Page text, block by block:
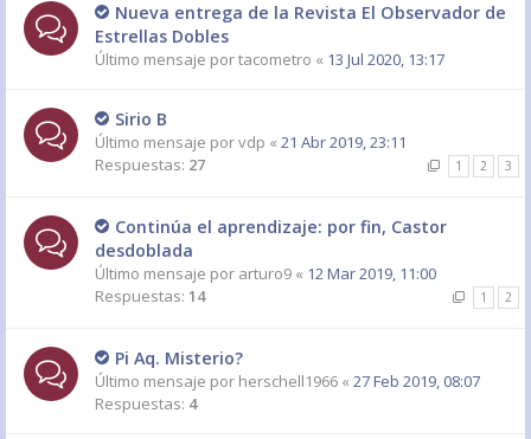
Nueva entrega de la Revista El Observador de
Estrellas Dobles
Último mensaje portacometro « 13 Jul 2020, 13:17
Sirio B
Último mensaje porvdp « 21 Abr 2019, 23:11
Respuestas: 27 1 2 3
Continúa el aprendizaje: por fin, Castor
desdoblada
Último mensaje por arturo9 « 12 Mar 2019, 11:00
Respuestas: 14 1 2
Pi Aq. Misterio?
Último mensaje por herschell1966 « 27 Feb 2019, 08:07
Respuestas: 4